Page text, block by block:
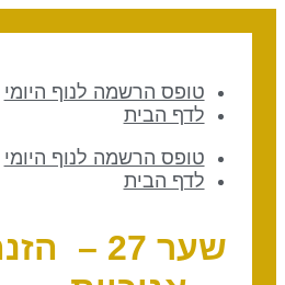
טופס הרשמה לנוף היומי
לדף הבית
טופס הרשמה לנוף היומי
לדף הבית